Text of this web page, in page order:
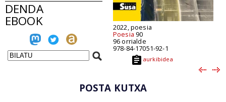
DENDA
EBOOK 2022, poesia
Poesia 90
96 orrialde
978-84-17051-92-1
aurkibidea
POSTA KUTXA